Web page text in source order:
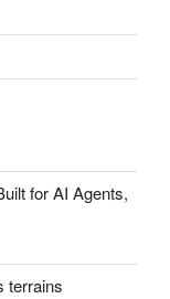
for AI Agents,
terrains